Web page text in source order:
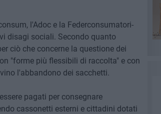
l'Adoc e la Federconsumatori-
disagi sociali. Secondo quanto
ciò che concerne la questione dei
"forme più flessibili di raccolta" e con
l'abbandono dei sacchetti.
pagati per consegnare
cassonetti esterni e cittadini dotati